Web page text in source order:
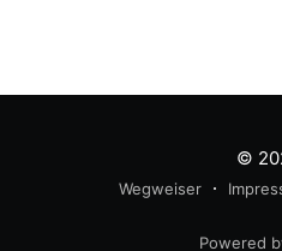
©
Wegweiser
Powered